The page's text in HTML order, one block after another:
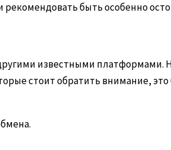
рекомендовать быть особенно
известными
стоит обратить внимание,